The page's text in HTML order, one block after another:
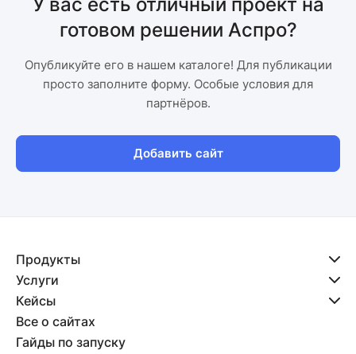
готовом решении Аспро?
Опубликуйте его в нашем каталоге! Для публикации
просто заполните форму. Особые условия для
партнёров.
Добавить сайт
Продукты
Услуги
Кейсы
Все о сайтах
Гайды по запуску